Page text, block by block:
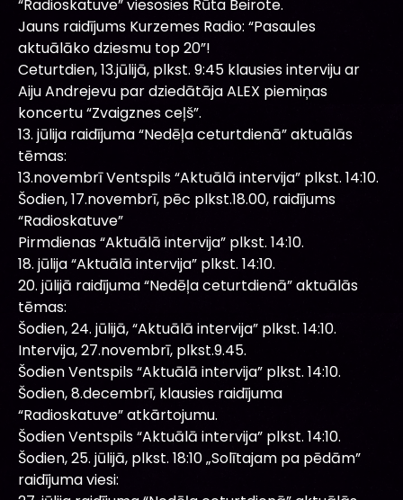
“Radioskatuve” viesosies Rūta Beirote.
Jauns raidījums Kurzemes Radio: “Pasaules
aktuālāko dziesmu top 20”!
Ceturtdien, 13.jūlijā, plkst. 9:45 klausies interviju ar
Aiju Andrejevu par dziedātāja ALEX piemiņas
koncertu “Zvaigznes ceļš”.
13. jūlija raidījuma “Nedēļa ceturtdienā” aktuālās
tēmas:
13.novembrī Ventspils “Aktuālā intervija” plkst. 14:10.
Šodien, 17.novembrī, pēc plkst.18.00, raidījums
“Radioskatuve”
Pirmdienas “Aktuālā intervija” plkst. 14:10.
18. jūlija “Aktuālā intervija” plkst. 14:10.
20. jūlijā raidījuma “Nedēļa ceturtdienā” aktuālās
tēmas:
Šodien, 24. jūlijā, “Aktuālā intervija” plkst. 14:10.
Intervija, 27.novembrī, plkst.9.45.
Šodien Ventspils “Aktuālā intervija” plkst. 14:10.
Šodien, 8.decembrī, klausies raidījuma
“Radioskatuve” atkārtojumu.
Šodien Ventspils “Aktuālā intervija” plkst. 14:10.
Šodien, 25. jūlijā, plkst. 18:10 „Solītajam pa pēdām”
raidījuma viesi: